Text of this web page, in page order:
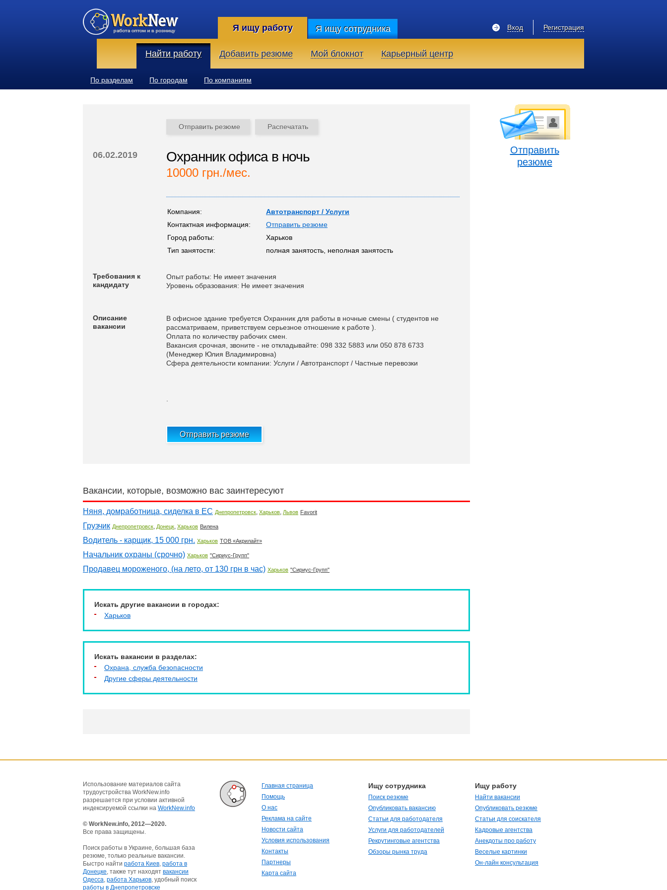
Я ищу работу Я ищу сотрудника Регистрация
Вход
Найти работу Добавить резюме Мой блокнот Карьерный центр
По разделам По городам По компаниям
Отправить резюме Распечатать
06.02.2019 Охранник офиса в ночь
10000 грн./мес.
Компания:
Автотранспорт / Услуги
Контактная информация:
Отправить резюме
Город работы:
Харьков
Тип занятости:
полная занятость, неполная занятость
Требования к
кандидату
Опыт работы: Не имеет значения
Уровень образования: Не имеет значения
Описание
вакансии
В офисное здание требуется Охранник для работы в ночные смены ( студентов не
рассматриваем, приветствуем серьезное отношение к работе ).
Оплата по количеству рабочих смен.
Вакансия срочная, звоните - не откладывайте: 098 332 5883 или 050 878 6733
(Менеджер Юлия Владимировна)
Сфера деятельности компании: Услуги / Автотранспорт / Частные перевозки
Отправить резюме
Вакансии, которые, возможно вас заинтересуют
Няня, домработница, сиделка в ЕС Днепропетровск, Харьков, Львов Favorit
Грузчик Днепропетровск, Донецк, Харьков Вилена
Водитель - карщик, 15 000 грн. Харьков ТОВ «Акрилайт»
Начальник охраны (срочно) Харьков "Сириус-Групп"
Продавец мороженого, (на лето, от 130 грн в час) Харьков "Сириус-Групп"
Искать другие вакансии в городах:
Харьков
Искать вакансии в разделах:
Охрана, служба безопасности
Другие сферы деятельности
Отправить
резюме
Использование материалов сайта
трудоустройства WorkNew.info
разрешается при условии активной
индексируемой ссылки на WorkNew.info
© WorkNew.info, 2012—2020.
Все права защищены.
Поиск работы в Украине, большая база
резюме, только реальные вакансии.
Быстро найти работа Киев, работа в
Донецке, также тут находят вакансии
Одесса, работа Харьков, удобный поиск
работы в Днепропетровске
Главная страница
Помощь
О нас
Реклама на сайте
Новости сайта
Условия использования
Контакты
Партнеры
Карта сайта
Ищу сотрудника
Поиск резюме
Опубликовать вакансию
Статьи для работодателя
Услуги для работодателей
Рекрутинговые агентства
Обзоры рынка труда
Ищу работу
Найти вакансии
Опубликовать резюме
Статьи для соискателя
Кадровые агентства
Анекдоты про работу
Веселые картинки
Он-лайн консультация